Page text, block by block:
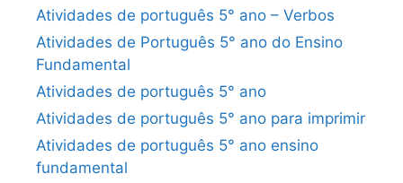
Atividades de português 5° ano – Verbos
Atividades de Português 5° ano do Ensino
Fundamental
Atividades de português 5° ano
Atividades de português 5° ano para imprimir
Atividades de português 5° ano ensino
fundamental